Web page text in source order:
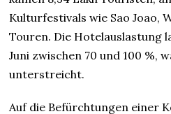
Kulturfestivals wie Sao Joao,
Touren. Die Hotelauslastung
Juni zwischen 70 und 100 %,
unterstreicht.
Auf die Befürchtungen einer